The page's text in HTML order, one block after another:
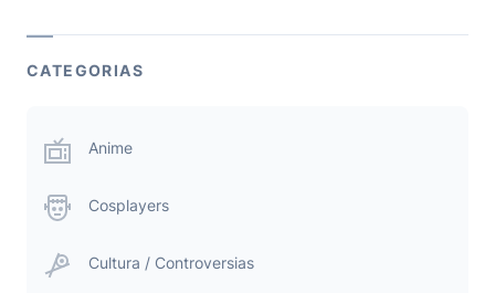
CATEGORIAS
Anime
Cosplayers
Cultura / Controversias